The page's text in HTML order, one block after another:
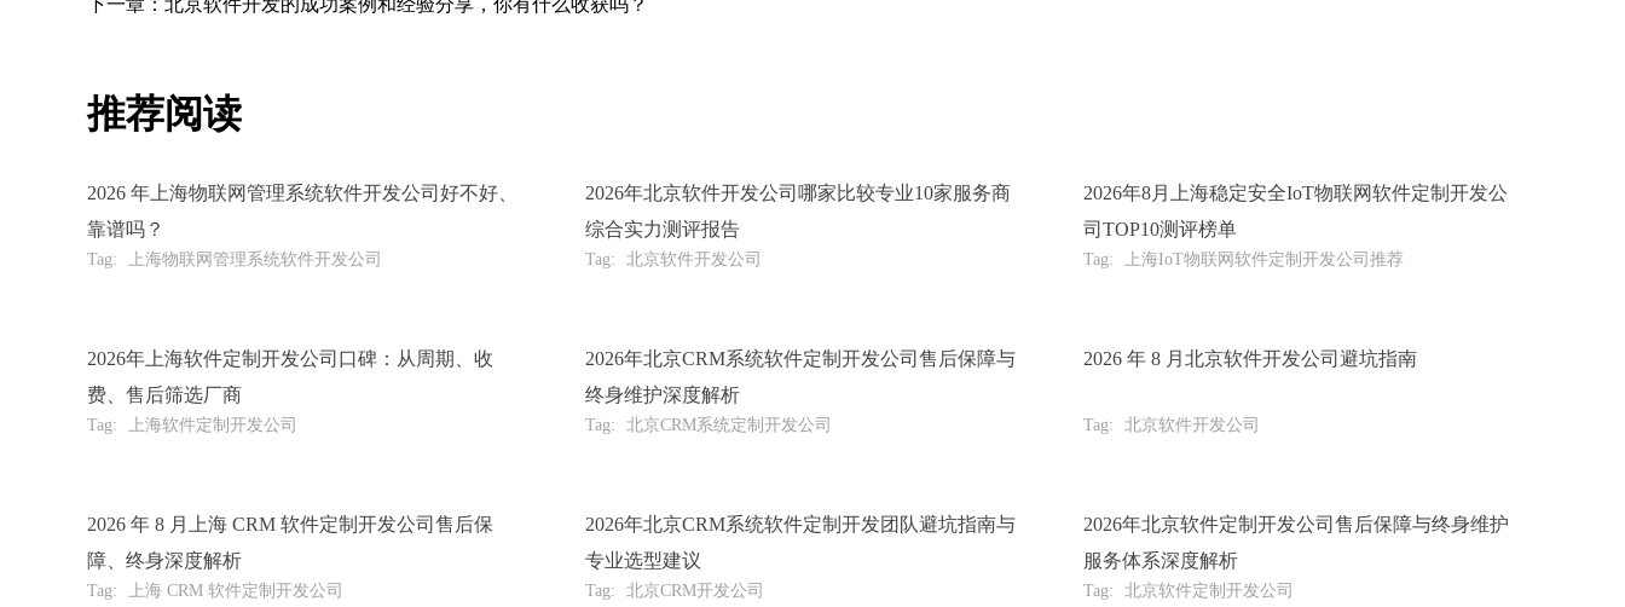
推荐阅读
2026 年上海物联网管理系统软件开发公司好不好、
靠谱吗？
Tag: 上海物联网管理系统软件开发公司
2026年北京软件开发公司哪家比较专业10家服务商
综合实力测评报告
Tag: 北京软件开发公司
2026年8月上海稳定安全IoT物联网软件定制开发公
司TOP10测评榜单
Tag: 上海IoT物联网软件定制开发公司推荐
2026年上海软件定制开发公司口碑：从周期、收
费、售后筛选厂商
Tag: 上海软件定制开发公司
2026年北京CRM系统软件定制开发公司售后保障与
终身维护深度解析
Tag: 北京CRM系统定制开发公司
2026 年 8 月北京软件开发公司避坑指南
Tag: 北京软件开发公司
2026 年 8 月上海 CRM 软件定制开发公司售后保
障、终身深度解析
Tag: 上海 CRM 软件定制开发公司
2026年北京CRM系统软件定制开发团队避坑指南与
专业选型建议
Tag: 北京CRM开发公司
2026年北京软件定制开发公司售后保障与终身维护
服务体系深度解析
Tag: 北京软件定制开发公司